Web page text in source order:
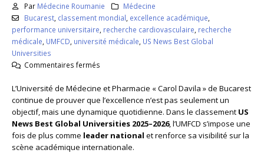
Par Médecine Roumanie
Médecine
Bucarest, classement mondial excellence académique
performance universitaire recherche cardiovasculaire recherche
médicale UMFCD université médicale US News Best Global
Universities
Commentaires ferméssur
brille
dans
les
classements
mondiaux:
une
L’Université de Médecine et Pharmacie « Carol Davila » de Bucarest
continue de prouver que l’excellence n’est pas seulement un
objectif, mais une dynamique quotidienne. Dans le classement US
News Best Global Universities 2025–2026, l’UMFCD s’impose une
fois de plus comme leader national et renforce sa visibilité sur la
scène académique internationale.